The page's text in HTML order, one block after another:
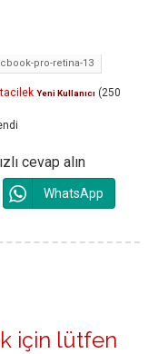
pro-retina-13
Yeni Kullanıcı (250
cevap alın
WhatsApp
için lütfen